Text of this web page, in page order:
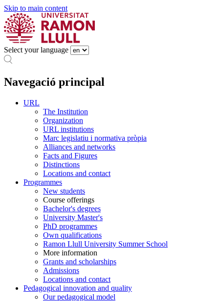
Skip to main content
Select your language
Navegació principal
URL
The Institution
Organization
URL institutions
Marc legislatiu i normativa pròpia
Alliances and networks
Facts and Figures
Distinctions
Locations and contact
Programmes
New students
Course offerings
Bachelor's degrees
University Master's
PhD programmes
Own qualifications
Ramon Llull University Summer School
More information
Grants and scholarships
Admissions
Locations and contact
Pedagogical innovation and quality
Our pedagogical model